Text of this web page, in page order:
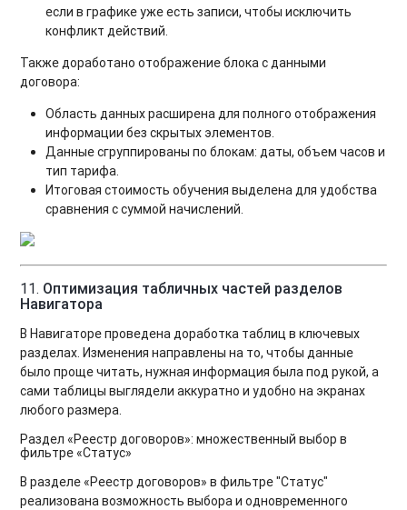
если в графике уже есть записи, чтобы исключить
конфликт действий.
Также доработано отображение блока с данными
договора:
Область данных расширена для полного отображения
информации без скрытых элементов.
Данные сгруппированы по блокам: даты, объем часов и
тип тарифа.
Итоговая стоимость обучения выделена для удобства
сравнения с суммой начислений.
11. Оптимизация табличных частей разделов
Навигатора
В Навигаторе проведена доработка таблиц в ключевых
разделах. Изменения направлены на то, чтобы данные
было проще читать, нужная информация была под рукой, а
сами таблицы выглядели аккуратно и удобно на экранах
любого размера.
Раздел «Реестр договоров»: множественный выбор в
фильтре «Статус»
В разделе «Реестр договоров» в фильтре "Статус"
реализована возможность выбора и одновременного